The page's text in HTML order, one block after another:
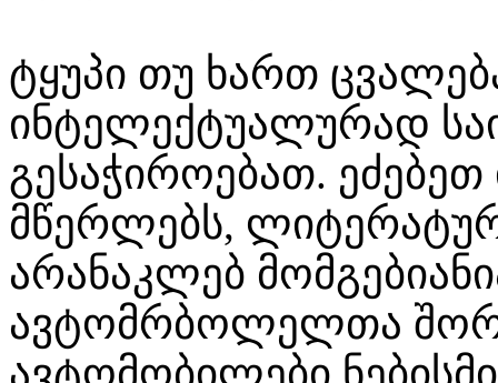
ტყუპი თუ ხართ
ინტელექტუალურად
გესაჭიროებათ.
მწერლებს,
არანაკლებ
ავტომრბოლელთა